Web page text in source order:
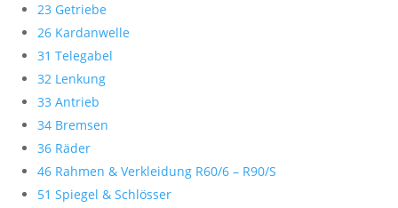
23 Getriebe
26 Kardanwelle
31 Telegabel
32 Lenkung
33 Antrieb
34 Bremsen
36 Räder
46 Rahmen & Verkleidung R60/6 – R90/S
51 Spiegel & Schlösser